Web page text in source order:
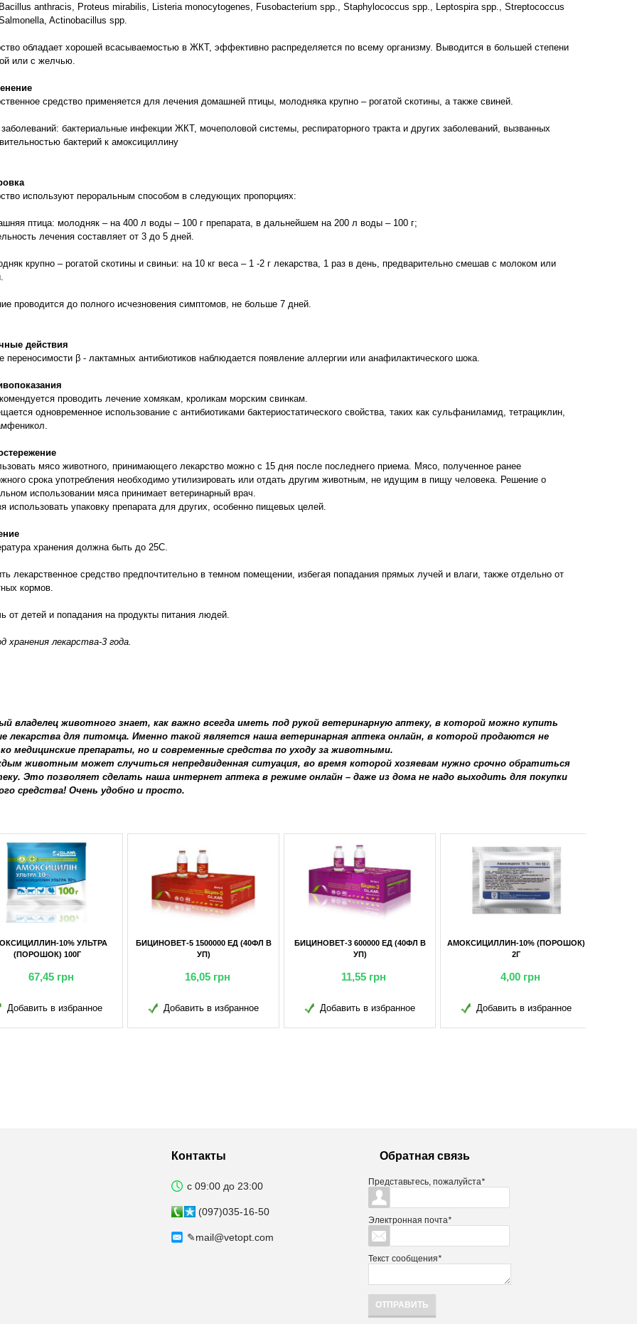
anthracis, Proteus mirabilis, Listeria monocytogenes, Fusobacterium spp., Staphylococcus spp., Leptospira spp., Streptococcus
Actinobacillus spp.
обладает хорошей всасываемостью в ЖКТ, эффективно распределяется по всему организму. Выводится в большей степени
или с желчью.
средство применяется для лечения домашней птицы, молодняка крупно – рогатой скотины, а также свиней.
бактериальные инфекции ЖКТ, мочеполовой системы, респираторного тракта и других заболеваний, вызванных
бактерий к амоксициллину
используют пероральным способом в следующих пропорциях:
птица: молодняк – на 400 л воды – 100 г препарата, в дальнейшем на 200 л воды – 100 г;
лечения составляет от 3 до 5 дней.
крупно – рогатой скотины и свиньи: на 10 кг веса – 1 -2 г лекарства, 1 раз в день, предварительно смешав с молоком или
проводится до полного исчезновения симптомов, не больше 7 дней.
действия
переносимости β - лактамных антибиотиков наблюдается появление аллергии или анафилактического шока.
проводить лечение хомякам, кроликам морским свинкам.
одновременное использование с антибиотиками бактериостатического свойства, таких как сульфаниламид, тетрациклин,
мясо животного, принимающего лекарство можно с 15 дня после последнего приема. Мясо, полученное ранее
срока употребления необходимо утилизировать или отдать другим животным, не идущим в пищу человека. Решение о
использовании мяса принимает ветеринарный врач.
использовать упаковку препарата для других, особенно пищевых целей.
хранения должна быть до 25С.
лекарственное средство предпочтительно в темном помещении, избегая попадания прямых лучей и влаги, также отдельно от
кормов.
от детей и попадания на продукты питания людей.
хранения лекарства-3 года.
владелец животного знает, как важно всегда иметь под рукой ветеринарную аптеку, в которой можно купить
лекарства для питомца. Именно такой является наша ветеринарная аптека онлайн, в которой продаются не
медицинские препараты, но и современные средства по уходу за животными.
животным может случиться непредвиденная ситуация, во время которой хозяевам нужно срочно обратиться
Это позволяет сделать наша интернет аптека в режиме онлайн – даже из дома не надо выходить для покупки
средства! Очень удобно и просто.
10% УЛЬТРА
(ПОРОШОК) 100Г
67,45 грн
в избранное
БИЦИНОВЕТ-5 1500000 ЕД (40ФЛ В
УП)
16,05 грн
Добавить в избранное
БИЦИНОВЕТ-3 600000 ЕД (40ФЛ В
УП)
11,55 грн
Добавить в избранное
АМОКСИЦИЛЛИН-10% (ПОРОШОК)
4,00 грн
Добавить в избранное
Контакты
с 09:00 до 23:00
(097)035-16-50
✎mail@vetopt.com
Обратная связь
Представьтесь, пожалуйста*
Электронная почта*
Текст сообщения*
ОТПРАВИТЬ